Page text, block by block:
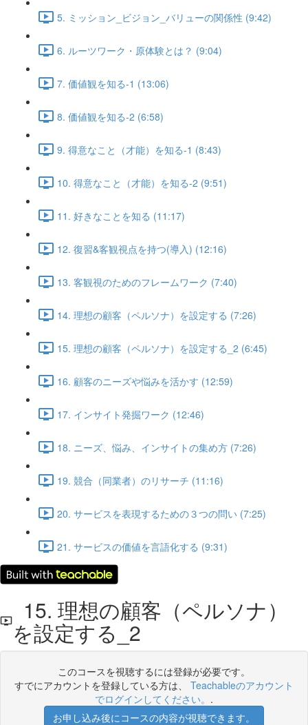
5. ミッション_ビジョン_バリューの関係性 (9:42)
6. ルーツワーク・原体験とは？ (9:04)
7. 価値観を知る-1 (13:06)
8. 価値観を知る-2 (6:58)
9. 得意なこと（才能）を知る-1 (8:43)
10. 得意なこと（才能）を知る-2 (9:51)
11. 好きなことを知る (11:17)
12. 復習&客観視点を持つ(導入) (12:16)
13. 客観視のためのフレームワーク (7:40)
14. 理想の顧客（ペルソナ）を設定する (7:26)
15. 理想の顧客（ペルソナ）を設定する_2 (6:45)
16. 顧客のニーズや悩みを活かす (12:59)
17. インサイト発掘ワーク (12:46)
18. ニーズ、悩み、インサイトの集め方 (7:26)
19. 競合（同業者）のリサーチ (11:16)
20. サービスを表現するための３つの問い (7:25)
21. サービスの価値を言語化する (9:31)
15. 理想の顧客（ペルソナ）
を設定する_2
このコースを視聴するには登録が必要です。
すでにアカウントを登録している方は、 Teachableのアカウント
でログインしてください。 .
お申し込み後にコースの内容が視聴できます。